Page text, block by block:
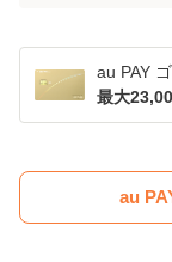
au PAY
最大
au